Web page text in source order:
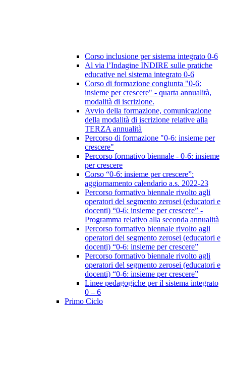
Corso inclusione per sistema integrato 0-6
Al via l’Indagine INDIRE sulle pratiche
educative nel sistema integrato 0-6
Corso di formazione congiunta "0-6:
insieme per crescere" - quarta annualità,
modalità di iscrizione.
Avvio della formazione, comunicazione
della modalità di iscrizione relative alla
TERZA annualità
Percorso di formazione "0-6: insieme per
crescere"
Percorso formativo biennale - 0-6: insieme
per crescere
Corso “0-6: insieme per crescere”:
aggiornamento calendario a.s. 2022-23
Percorso formativo biennale rivolto agli
operatori del segmento zerosei (educatori e
docenti) “0-6: insieme per crescere” -
Programma relativo alla seconda annualità
Percorso formativo biennale rivolto agli
operatori del segmento zerosei (educatori e
docenti) “0-6: insieme per crescere”
Percorso formativo biennale rivolto agli
operatori del segmento zerosei (educatori e
docenti) “0-6: insieme per crescere”
Linee pedagogiche per il sistema integrato
0 – 6
Primo Ciclo